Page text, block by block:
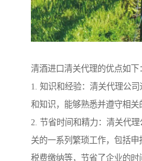
清酒进口清关代理的优点如下：
1. 知识和经验：清关代理公
和知识，能够熟悉并遵守相关
2. 节省时间和精力：清关代
关的一系列繁琐工作，包括申
税费缴纳等，节省了企业的时